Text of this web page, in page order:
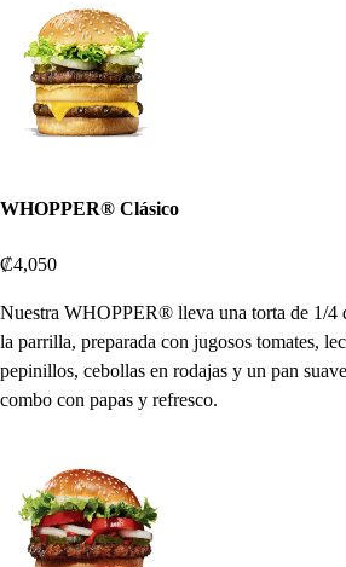
WHOPPER® Clásico
₡4,050
Nuestra WHOPPER® lleva una torta de 1/4
la parrilla, preparada con jugosos tomates,
pepinillos, cebollas en rodajas y un pan
combo con papas y refresco.